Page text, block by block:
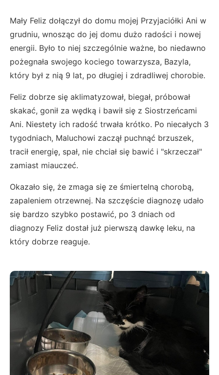
Mały Feliz dołączył do domu mojej Przyjaciółki Ani w
grudniu, wnosząc do jej domu dużo radości i nowej
energii. Było to niej szczególnie ważne, bo niedawno
pożegnała swojego kociego towarzysza, Bazyla,
który był z nią 9 lat, po długiej i zdradliwej chorobie.
Feliz dobrze się aklimatyzował, biegał, próbował
skakać, gonił za wędką i bawił się z Siostrzeńcami
Ani. Niestety ich radość trwała krótko. Po niecałych 3
tygodniach, Maluchowi zaczął puchnąć brzuszek,
tracił energię, spał, nie chciał się bawić i "skrzeczał"
zamiast miauczeć.
Okazało się, że zmaga się ze śmiertelną chorobą,
zapaleniem otrzewnej. Na szczęście diagnozę udało
się bardzo szybko postawić, po 3 dniach od
diagnozy Feliz dostał już pierwszą dawkę leku, na
który dobrze reaguje.